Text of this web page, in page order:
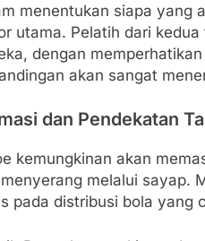
menentukan siapa yang
utama. Pelatih dari
dengan
akan sangat
dan Pendekatan
kemungkinan akan
melalui sayap.
pada distribusi bola yang